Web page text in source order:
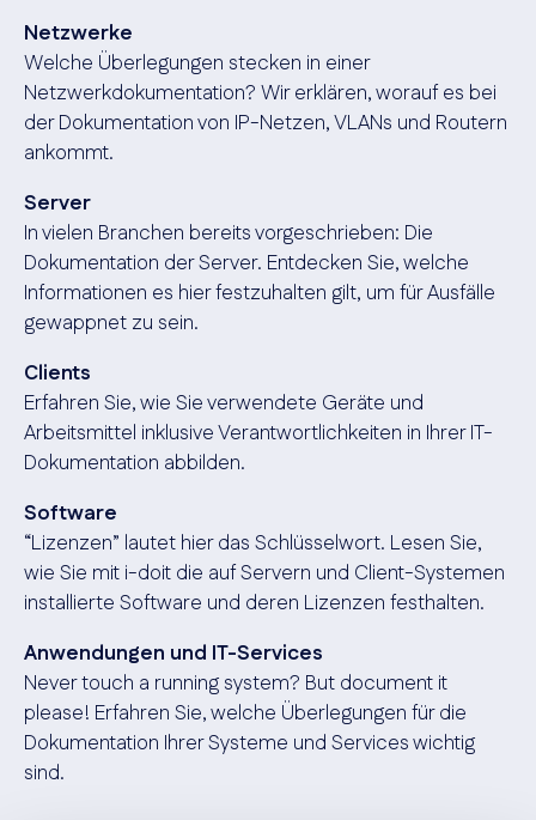
Netzwerke
Welche Überlegungen stecken in einer
Netzwerkdokumentation? Wir erklären, worauf es bei
der Dokumentation von IP-Netzen, VLANs und Routern
ankommt.
Server
In vielen Branchen bereits vorgeschrieben: Die
Dokumentation der Server. Entdecken Sie, welche
Informationen es hier festzuhalten gilt, um für Ausfälle
gewappnet zu sein.
Clients
Erfahren Sie, wie Sie verwendete Geräte und
Arbeitsmittel inklusive Verantwortlichkeiten in Ihrer IT-
Dokumentation abbilden.
Software
“Lizenzen” lautet hier das Schlüsselwort. Lesen Sie,
wie Sie mit i-doit die auf Servern und Client-Systemen
installierte Software und deren Lizenzen festhalten.
Anwendungen und IT-Services
Never touch a running system? But document it
please! Erfahren Sie, welche Überlegungen für die
Dokumentation Ihrer Systeme und Services wichtig
sind.